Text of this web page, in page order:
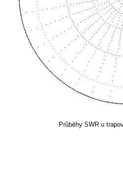
Průběhy SWR u